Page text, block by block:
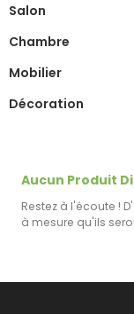
Salon
Chambre
Mobilier
Décoration
Aucun Produit
Restez à l'écoute !
à mesure qu'ils